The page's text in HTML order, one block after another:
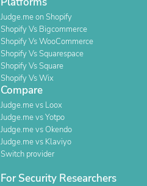
Judge.me on Shopify
Shopify Vs Bigcommerce
Shopify Vs WooCommerce
Shopify Vs Squarespace
Shopify Vs Square
Shopify Vs Wix
Compare
Judge.me vs Loox
Judge.me vs Yotpo
Judge.me vs Okendo
Judge.me vs Klaviyo
Switch provider
For Security Researchers